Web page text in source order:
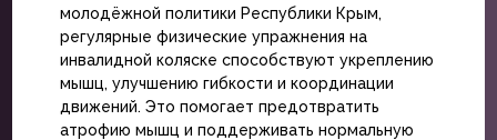
молодёжной политики Республики Крым,
регулярные физические упражнения на
инвалидной коляске способствуют укреплению
мышц, улучшению гибкости и координации
движений. Это помогает предотвратить
атрофию мышц и поддерживать нормальную